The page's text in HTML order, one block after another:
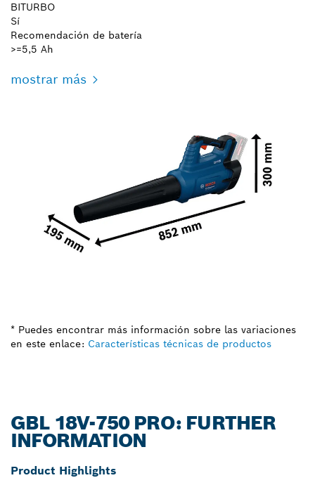
BITURBO
Sí
Recomendación de batería
>=5,5 Ah
mostrar más
* Puedes encontrar más información sobre las variaciones
en este enlace: Características técnicas de productos
GBL 18V-750 PRO: FURTHER
INFORMATION
Product Highlights